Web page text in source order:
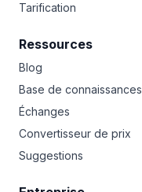
Tarification
Ressources
Blog
Base de connaissances
Échanges
Convertisseur de prix
Suggestions